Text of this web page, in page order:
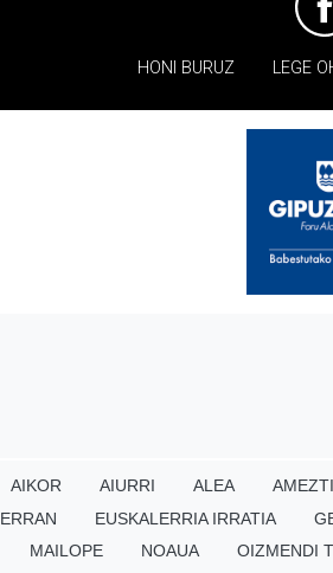
HONI BURUZ LEGE
AIKOR AIURRI ALEA AMEZTI
ERRAN EUSKALERRIA IRRATIA
MAILOPE NOAUA OIZMENDI